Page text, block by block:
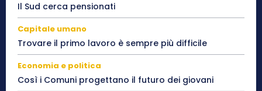
Il Sud cerca pensionati
Capitale umano
Trovare il primo lavoro è sempre più difficile
Economia e politica
Così i Comuni progettano il futuro dei giovani